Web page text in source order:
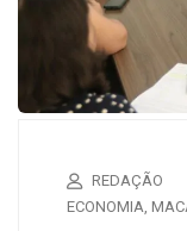
REDAÇÃO
ECONOMIA,